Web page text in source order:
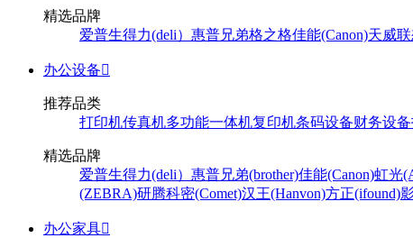
精选品牌
爱普生得力(deli） 惠普兄弟格之格佳能(Canon)天威
办公设备
推荐品类
打印机传真机多功能一体机复印机条码设备财务设备
精选品牌
爱普生得力(deli） 惠普兄弟(brother)佳能(Canon)虹光
(ZEBRA)研腾科密(Comet)汉王(Hanvon)方正(ifound)
办公家具